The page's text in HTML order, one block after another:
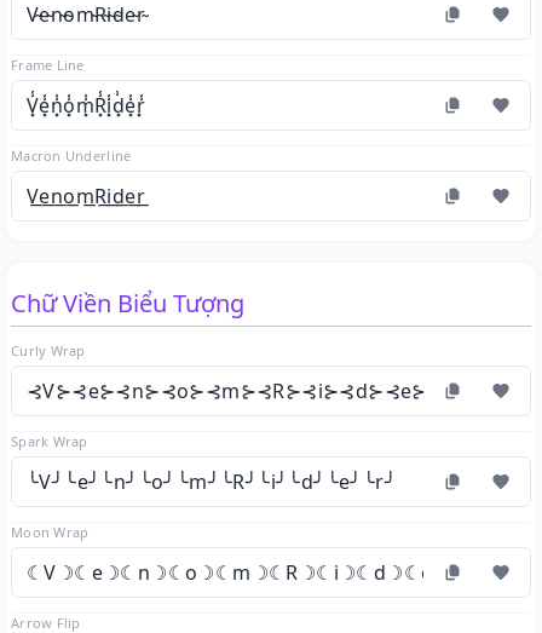
V̴e̴n̴o̴m̴R̴i̴d̴e̴r̴
Frame Line
V͓̾e͓̾n͓̾o͓̾m͓̾R͓̾i͓̾d͓̾e͓̾r͓̾
Macron Underline
V͟e͟n͟o͟m͟R͟i͟d͟e͟r͟
Chữ Viền Biểu Tượng
Curly Wrap
⊰V⊱⊰e⊱⊰n⊱⊰o⊱⊰m⊱⊰R⊱⊰i⊱⊰d⊱⊰e⊱⊰r⊱
Spark Wrap
╰V╯╰e╯╰n╯╰o╯╰m╯╰R╯╰i╯╰d╯╰e╯╰r╯
Moon Wrap
☾V☽☾e☽☾n☽☾o☽☾m☽☾R☽☾i☽☾d☽☾e☽☾r☽
Arrow Flip